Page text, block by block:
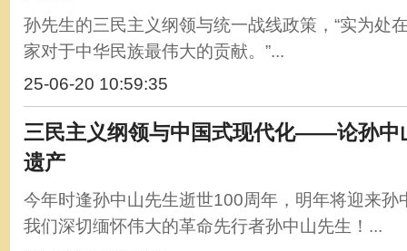
孙先生的三民主义纲领与统一战线政策，“实为处
家对于中华民族最伟大的贡献。”...
25-06-20 10:59:35
三民主义纲领与中国式现代化——论孙中
遗产
今年时逢孙中山先生逝世100周年，明年将迎来孙
我们深切缅怀伟大的革命先行者孙中山先生！...